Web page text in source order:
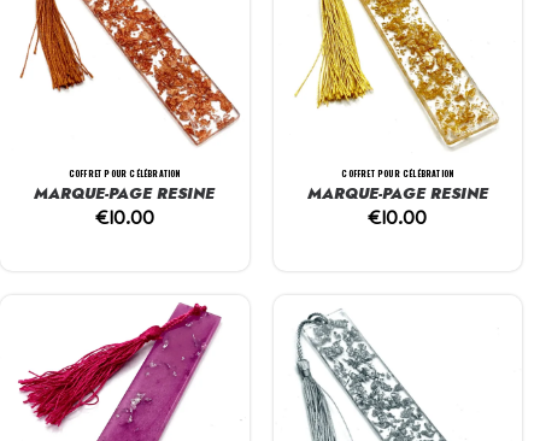
COFFRET POUR CÉLÉBRATION
MARQUE-PAGE RESINE
€10.00
COFFRET POUR CÉLÉBRATION
MARQUE-PAGE RESINE
€10.00